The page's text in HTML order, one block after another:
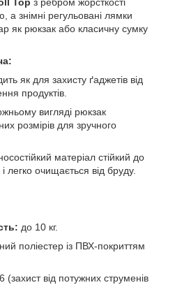
Top з ребром жорсткості
а знімні регульовані лямки
як рюкзак або класичну сумку
як для захисту ґаджетів від
продуктів.
вигляді рюкзак
розмірів для зручного
матеріал стійкий до
легко очищається від бруду.
до 10 кг.
поліестер із ПВХ-покриттям
(захист від потужних струменів